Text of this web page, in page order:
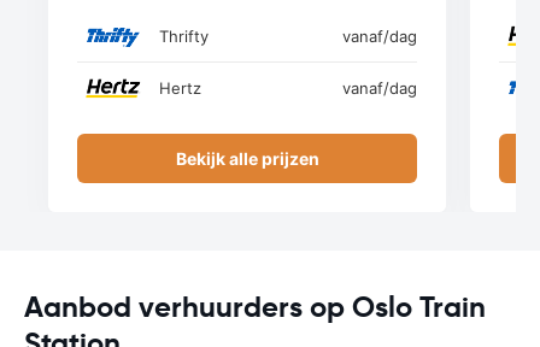
Thrifty vanaf/dag
Hertz vanaf/dag
Bekijk alle prijzen
Aanbod verhuurders op Oslo Train